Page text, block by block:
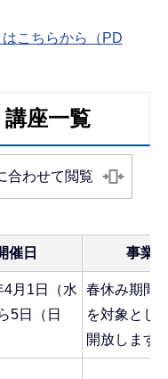
こちらから（PD
座一覧
合わせて閲覧
催日 事業
4月1日（水
5日（日
春休み期間
を対象とし
開放します